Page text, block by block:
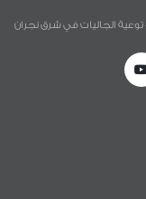
توعية الجاليات في شرق نجران